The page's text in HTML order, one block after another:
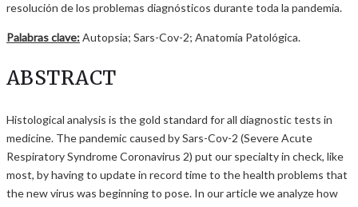
resolución de los problemas diagnósticos durante toda la pandemia.
Palabras clave:Autopsia; Sars-Cov-2; Anatomía Patológica.
ABSTRACT
Histological analysis is the gold standard for all diagnostic tests in
medicine. The pandemic caused by Sars-Cov-2 (Severe Acute
Respiratory Syndrome Coronavirus 2) put our specialty in check, like
most, by having to update in record time to the health problems that
the new virus was beginning to pose. In our article we analyze how